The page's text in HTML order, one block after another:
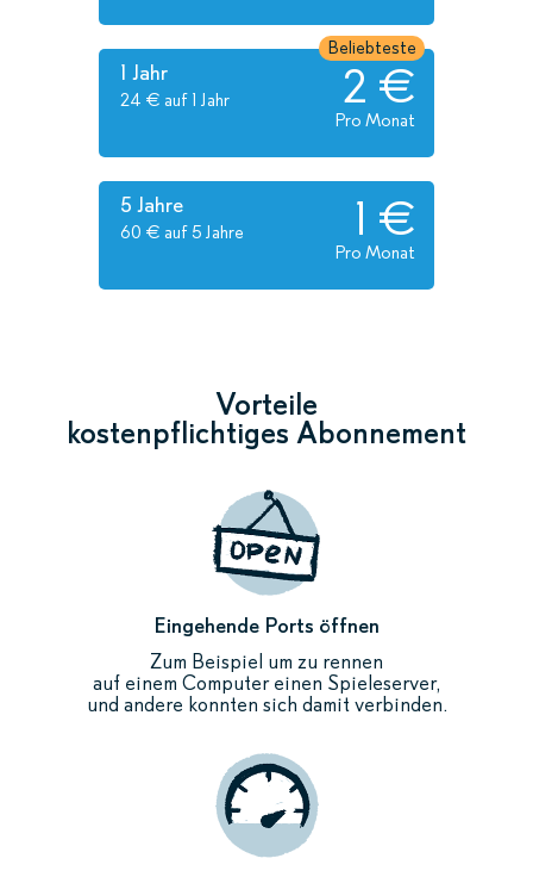
Beliebteste
1 Jahr
24 € auf 1 Jahr 2 €
Pro Monat
5 Jahre
60 € auf 5 Jahre 1 €
Pro Monat
Vorteile
kostenpflichtiges Abonnement
Eingehende Ports öffnen
Zum Beispiel um zu rennen
auf einem Computer einen Spieleserver,
und andere konnten sich damit verbinden.